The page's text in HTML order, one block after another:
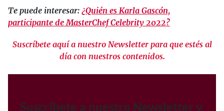
Te puede interesar: ¿Quién es Karla Gascón,
participante de MasterChef Celebrity 2022?
Suscríbete aquí a nuestro Newsletter para que estés al
día con nuestros contenidos.
Suscríbete a nuestro Newsletter y